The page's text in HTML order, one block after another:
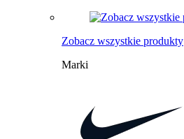
Zobacz wszystkie produkty
Marki